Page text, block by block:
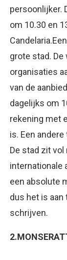
persoonlijker.
om 10.30 en
grote stad.
organisaties
van de
dagelijks om
rekening met
is. Een
De stad zit
internationale
een absolute
dus het is aan
schrijven.